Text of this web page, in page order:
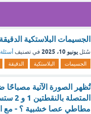
الجسيمات البلاستكية الدقيقة قطع
سُئل يونيو 10، 2025 في تصنيف
الجسيمات البلاستكية الدقيقة
تُظهر الصورة الآتية مصباحًا
مطاطي عصا خشبية ؟ - مع